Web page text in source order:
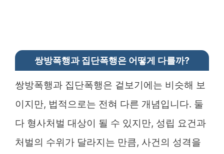
쌍방폭행과 집단폭행은 어떻게 다를까?
쌍방폭행과 집단폭행은 겉보기에는 비슷해 보
이지만, 법적으로는 전혀 다른 개념입니다. 둘
다 형사처벌 대상이 될 수 있지만, 성립 요건과
처벌의 수위가 달라지는 만큼, 사건의 성격을